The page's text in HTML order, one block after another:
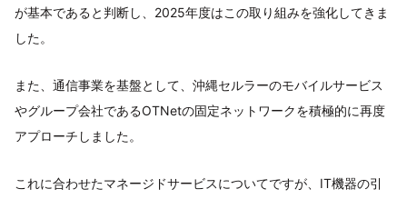
が基本であると判断し、2025年度はこの取り組みを強化してきま
した。
また、通信事業を基盤として、沖縄セルラーのモバイルサービス
やグループ会社であるOTNetの固定ネットワークを積極的に再度
アプローチしました。
これに合わせたマネージドサービスについてですが、IT機器の引